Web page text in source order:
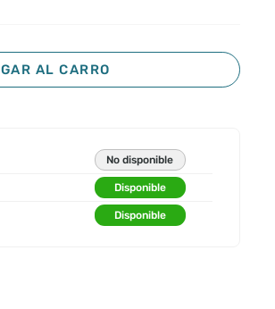
AL CARRO
No disponible
Disponible
Disponible